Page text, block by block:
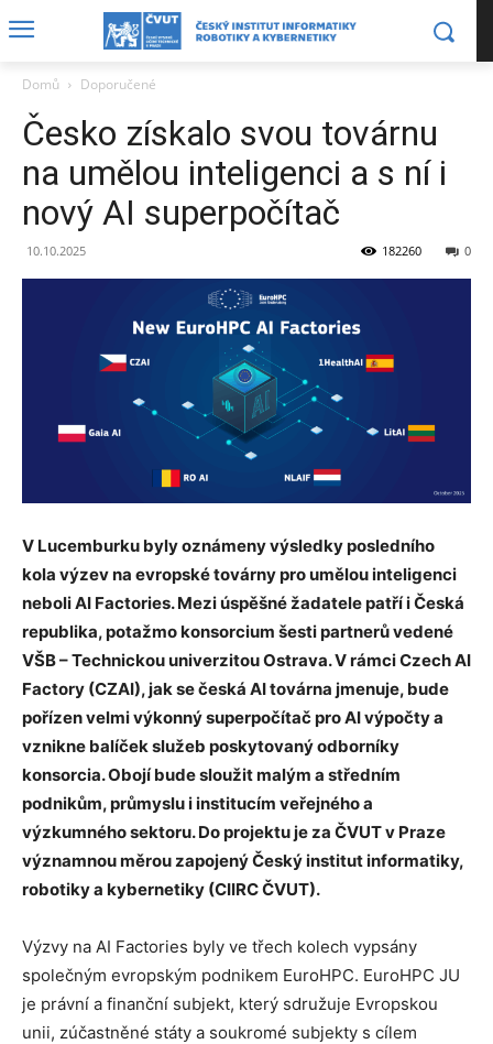
Domů Doporučené
Česko získalo svou továrnu
na umělou inteligenci a s ní i
nový AI superpočítač
10.10.2025 0
182260
V Lucemburku byly oznámeny výsledky posledního
kola výzev na evropské továrny pro umělou inteligenci
neboli AI Factories. Mezi úspěšné žadatele patří i Česká
republika, potažmo konsorcium šesti partnerů vedené
VŠB – Technickou univerzitou Ostrava. V rámci Czech AI
Factory (CZAI), jak se česká AI továrna jmenuje, bude
pořízen velmi výkonný superpočítač pro AI výpočty a
vznikne balíček služeb poskytovaný odborníky
konsorcia. Obojí bude sloužit malým a středním
podnikům, průmyslu i institucím veřejného a
výzkumného sektoru. Do projektu je za ČVUT v Praze
významnou měrou zapojený Český institut informatiky,
robotiky a kybernetiky (CIIRC ČVUT).
Výzvy na AI Factories byly ve třech kolech vypsány
společným evropským podnikem EuroHPC. EuroHPC JU
je právní a finanční subjekt, který sdružuje Evropskou
unii, zúčastněné státy a soukromé subjekty s cílem